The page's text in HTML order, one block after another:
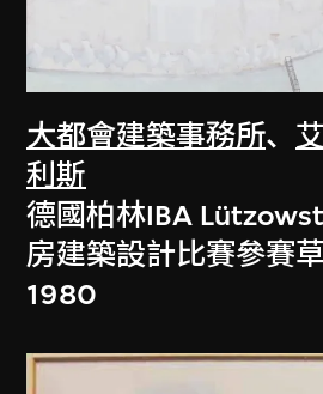
大都會建築事務所、
利斯
德國柏林IBA
房建築設計比賽參賽
1980